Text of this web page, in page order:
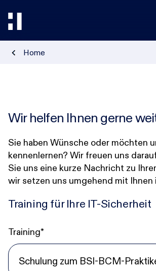
Branchen
HiAcademy
Magazin
Karriere
Home
Wir helfen Ihnen gerne
Sie haben Wünsche oder möchten
kennenlernen? Wir freuen uns
Sie uns eine kurze Nachricht zu
wir setzen uns umgehend mit Ihnen
Training für Ihre IT-Sicherheit
Training*